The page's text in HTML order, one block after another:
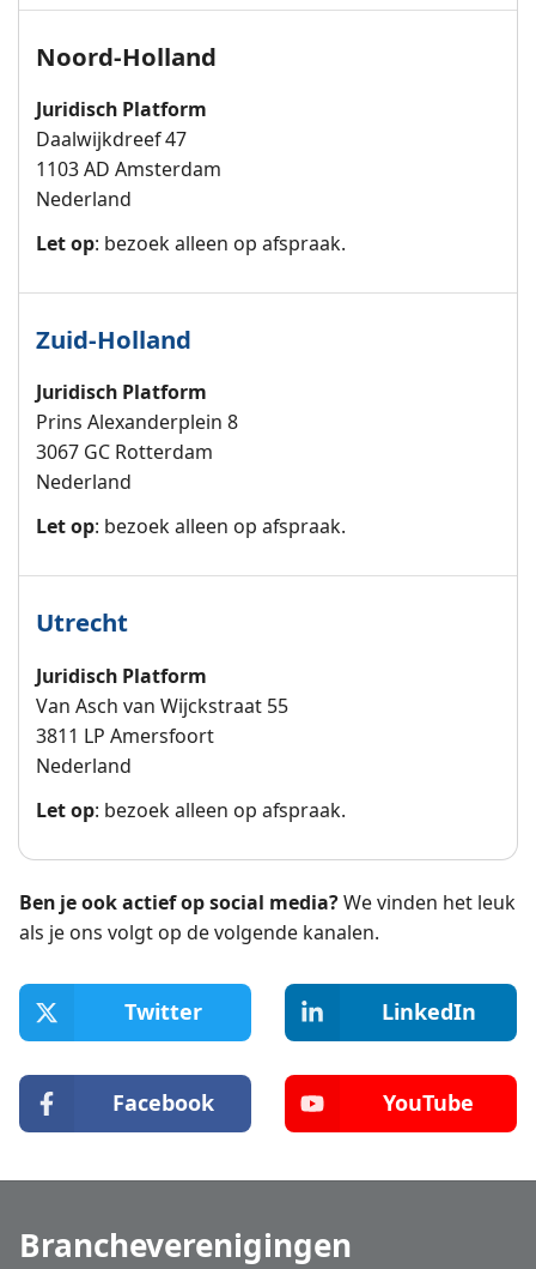
Noord-Holland
Juridisch Platform
Daalwijkdreef 47
1103 AD Amsterdam
Nederland
Let op: bezoek alleen op afspraak.
Zuid-Holland
Juridisch Platform
Prins Alexanderplein 8
3067 GC Rotterdam
Nederland
Let op: bezoek alleen op afspraak.
Utrecht
Juridisch Platform
Van Asch van Wijckstraat 55
3811 LP Amersfoort
Nederland
Let op: bezoek alleen op afspraak.
Ben je ook actief op social media?We vinden het leuk
als je ons volgt op de volgende kanalen.
Twitter LinkedIn
Facebook YouTube
Brancheverenigingen